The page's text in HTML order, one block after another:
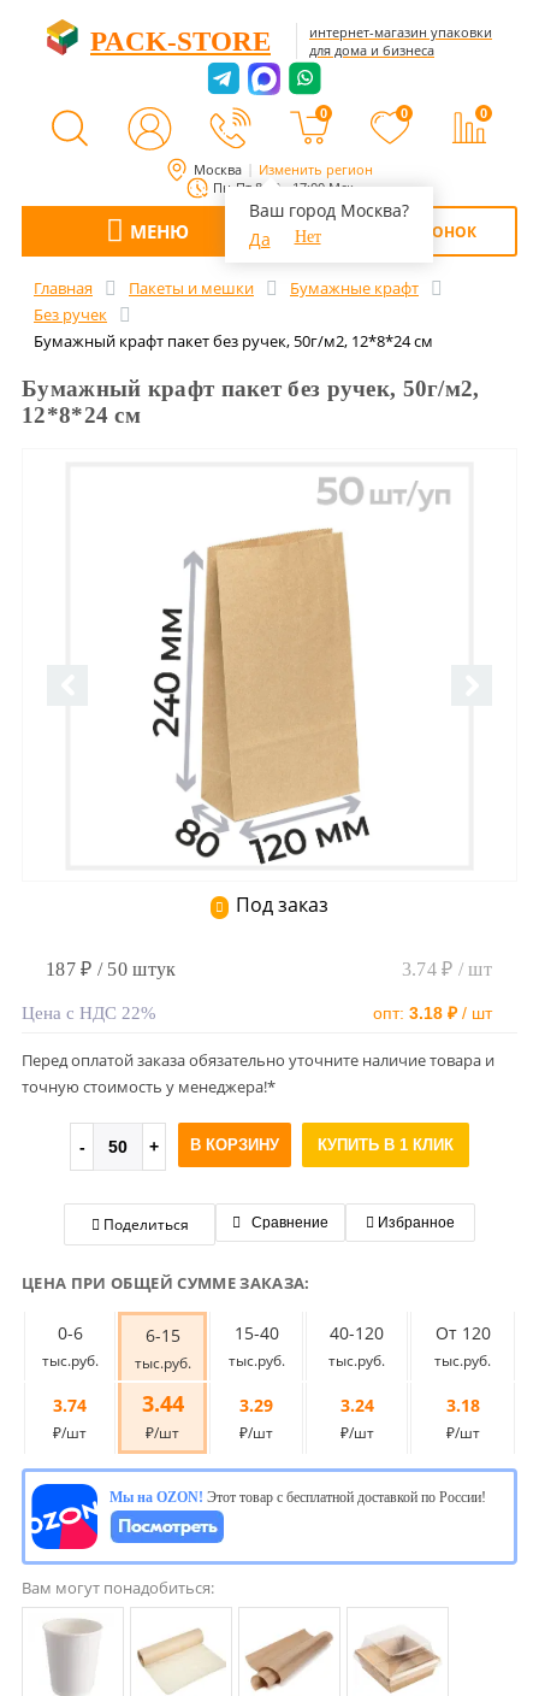
Москва Изменить регион
Ваш город Москва?
Да
Нет
Пн-Пт 8:00 - 17:00 Мск
PACK-STORE
интернет-магазин упаковки
для дома и бизнеса
0 0 0
МЕНЮ ОБРАТНЫЙ ЗВОНОК
Главная Пакеты и мешки
Бумажные крафт
Без ручек
Бумажный крафт пакет без ручек, 50г/м2, 12*8*24 см
Бумажный крафт пакет без ручек, 50г/м2,
12*8*24 см
Под заказ
187 ₽ / 50 штук 3.74 ₽ / шт
Цена с НДС 22% опт: 3.18 ₽/ шт
Перед оплатой заказа обязательно уточните наличие товара и
точную стоимость у менеджера!*
В КОРЗИНУ КУПИТЬ В 1 КЛИК
Поделиться Сравнение Избранное
ЦЕНА ПРИ ОБЩЕЙ СУММЕ ЗАКАЗА:
0-6
тыс.руб.
6-15
тыс.руб.
15-40
тыс.руб.
40-120
тыс.руб.
От 120
тыс.руб.
3.74
₽/шт
3.44
₽/шт
3.29
₽/шт
3.24
₽/шт
3.18
₽/шт
Мы на OZON! Этот товар с бесплатной доставкой по России!
Вам могут понадобиться: